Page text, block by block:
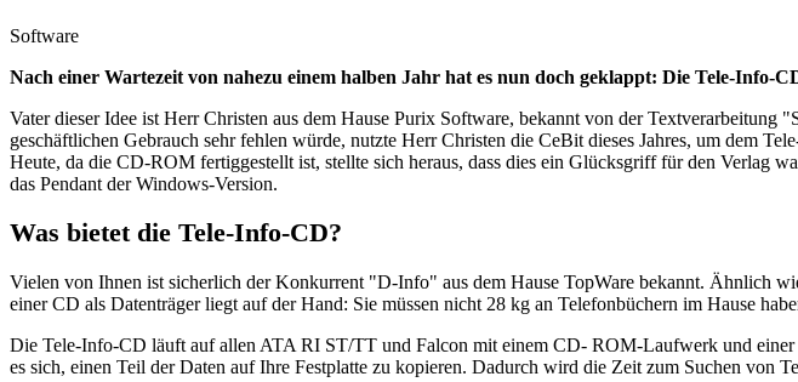
Software
Nach einer Wartezeit von nahezu einem halben Jahr hat es nun doch geklappt: Die Tele-
Vater dieser Idee ist Herr Christen aus dem Hause Purix Software, bekannt von der
geschäftlichen Gebrauch sehr fehlen würde, nutzte Herr Christen die CeBit dieses Jahres, um dem
Heute, da die CD-ROM fertiggestellt ist, stellte sich heraus, dass dies ein Glücksgriff für den Verlag
das Pendant der Windows-Version.
Was bietet die Tele-Info-CD?
Vielen von Ihnen ist sicherlich der Konkurrent "D-Info" aus dem Hause TopWare bekannt. Ähnlich
einer CD als Datenträger liegt auf der Hand: Sie müssen nicht 28 kg an Telefonbüchern im Hause
Die Tele-Info-CD läuft auf allen ATA RI ST/TT und Falcon mit einem CD- ROM-Laufwerk und
es sich, einen Teil der Daten auf Ihre Festplatte zu kopieren. Dadurch wird die Zeit zum Suchen von